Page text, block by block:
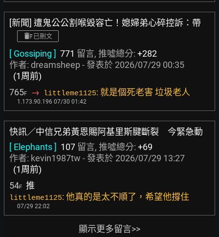
[新聞] 遭鬼公公割喉毀容亡！媳婦弟心碎控訴：帶
已刪文
[ Gossiping ] 771 留言, 推噓總分: +282
作者: dreamsheep- 發表於 2026/07/29 00:35
(1周前)
765F → littleme1125: 就是個死老害 垃圾老人
1.173.90.196 07/30 01:42
快訊／中信兄弟黃恩賜阿基里斯腱斷裂 今緊急動
[ Elephants ] 107 留言, 推噓總分: +69
作者: kevin1987tw - 發表於 2026/07/29 13:27
(1周前)
54F 推
littleme1125: 他真的是太不順了，希望他撐住
07/29 22:02
顯示更多留言>>